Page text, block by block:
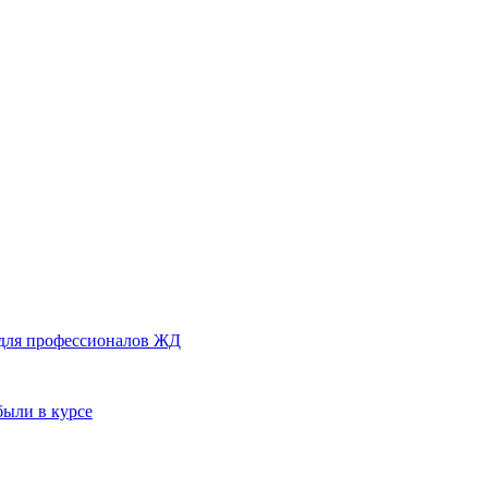
профессионалов ЖД
в курсе